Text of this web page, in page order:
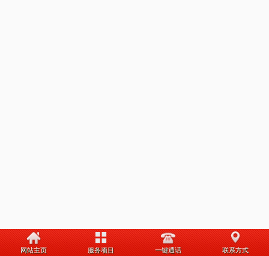
网站主页 服务项目 一键通话 联系方式